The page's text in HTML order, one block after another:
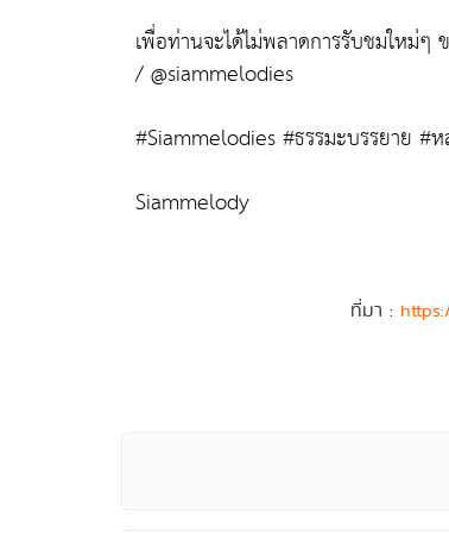
เพื่อท่านจะได้ไม่พลาดการรับชมใหม่ๆ
/ @siammelodies
#Siammelodies #ธรรมะบรรยาย #
Siammelody
ที่มา :